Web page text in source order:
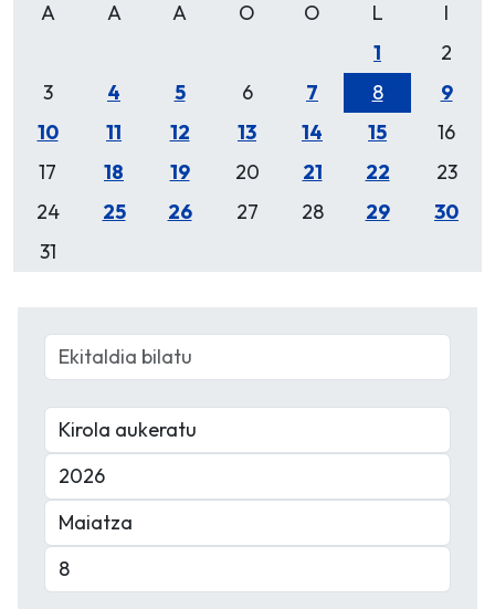
A A A O O L
I
1
2
3
4 5 6 7 8
9
10
11 12 13 14 15
16
17
18 19 20 21 22
23
24
25 26 27 28 29
30
31